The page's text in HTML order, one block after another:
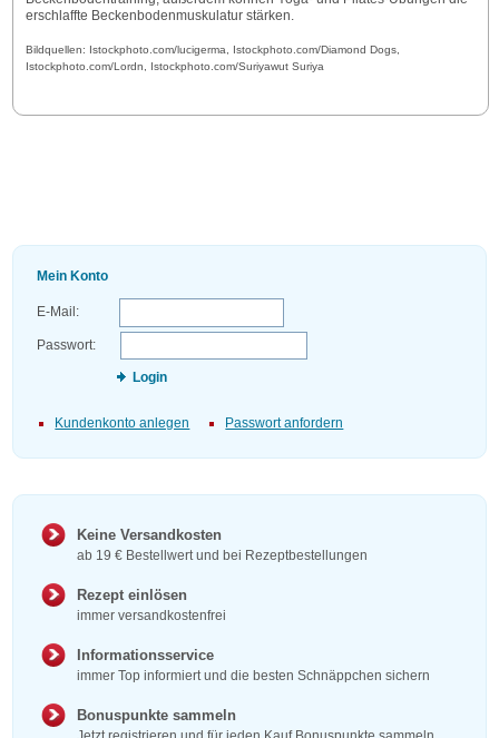
erschlaffte Beckenbodenmuskulatur stärken.
Bildquellen: Istockphoto.com/lucigerma, Istockphoto.com/Diamond Dogs,
Istockphoto.com/Lordn, Istockphoto.com/Suriyawut Suriya
Mein Konto
E-Mail:
Passwort:
Login
Kundenkonto anlegen Passwort anfordern
Keine Versandkosten
ab 19 € Bestellwert und bei Rezeptbestellungen
Rezept einlösen
immer versandkostenfrei
Informationsservice
immer Top informiert und die besten Schnäppchen sichern
Bonuspunkte sammeln